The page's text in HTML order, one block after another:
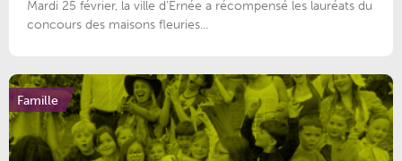
Mardi 25 février, la ville d'Ernée a récompensé les lauréats du
concours des maisons fleuries...
Famille